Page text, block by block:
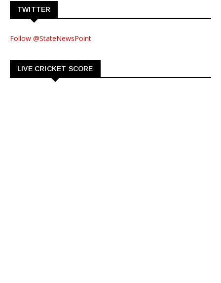
TWITTER
Follow @StateNewsPoint
LIVE CRICKET SCORE